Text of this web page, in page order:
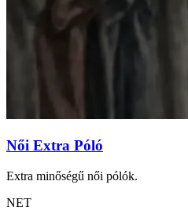
Női Extra Póló
Extra minőségű női pólók.
NET